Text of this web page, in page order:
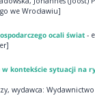
we Wrocławiu]
ocali świat -
w kontekście sytuacji na
wydawca: Wydawnictwo